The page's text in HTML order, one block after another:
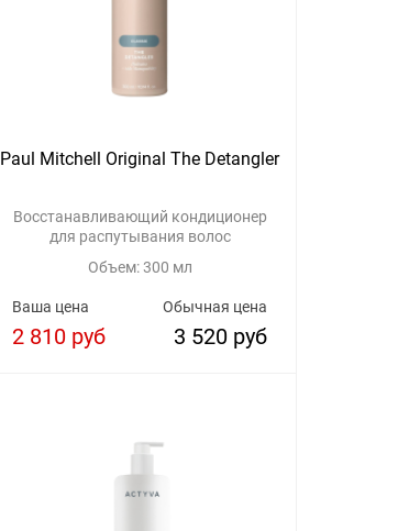
Paul Mitchell Original The Detangler
Восстанавливающий кондиционер
для распутывания волос
Объем: 300 мл
Обычная цена
3 520 руб
Ваша цена
2 810 руб